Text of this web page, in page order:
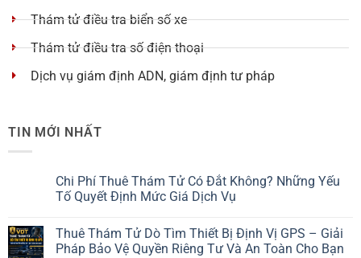
Thám tử điều tra biển số xe
Thám tử điều tra số điện thoại
Dịch vụ giám định ADN, giám định tư pháp
TIN MỚI NHẤT
Chi Phí Thuê Thám Tử Có Đắt Không? Những Yếu
Tố Quyết Định Mức Giá Dịch Vụ
Thuê Thám Tử Dò Tìm Thiết Bị Định Vị GPS – Giải
Pháp Bảo Vệ Quyền Riêng Tư Và An Toàn Cho Bạn